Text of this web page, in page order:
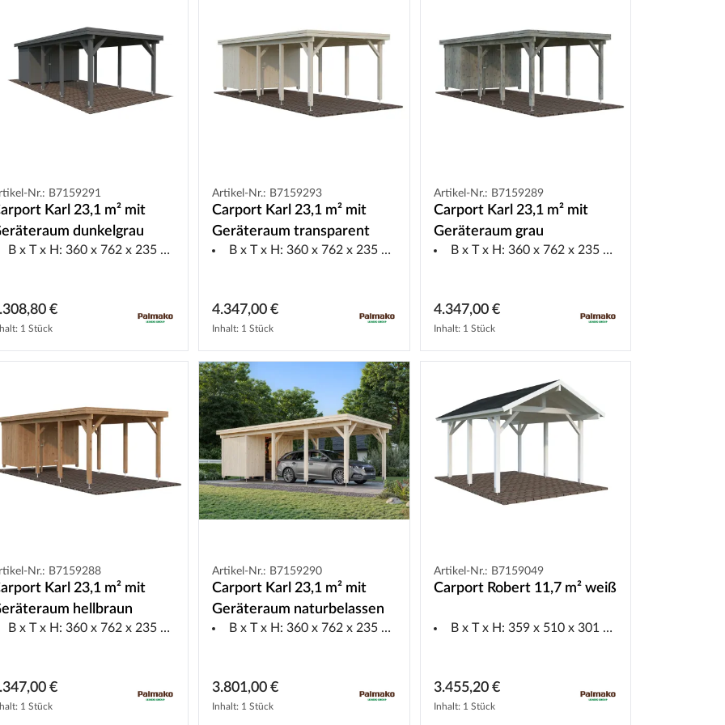
Nr.: B7159291
Karl 23,1 m² mit
dunkelgrau
B x T x H: 360 x 762 x 235 cm
€
1 Stück
Artikel-Nr.: B7159293
Carport Karl 23,1 m² mit
Geräteraum transparent
B x T x H: 360 x 762 x 235 cm
4.347,00 €
Inhalt: 1 Stück
Artikel-Nr.: B7159289
Carport Karl 23,1 m² mit
Geräteraum grau
B x T x H: 360 x 762 x 235 cm
4.347,00 €
Inhalt: 1 Stück
Nr.: B7159288
Karl 23,1 m² mit
hellbraun
B x T x H: 360 x 762 x 235 cm
€
1 Stück
Artikel-Nr.: B7159290
Carport Karl 23,1 m² mit
Geräteraum naturbelassen
B x T x H: 360 x 762 x 235 cm
3.801,00 €
Inhalt: 1 Stück
Artikel-Nr.: B7159049
Carport Robert 11,7 m² weiß
B x T x H: 359 x 510 x 301 cm
3.455,20 €
Inhalt: 1 Stück